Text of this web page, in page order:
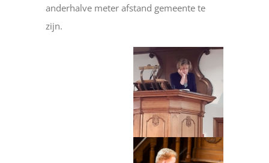
anderhalve meter afstand gemeente te
zijn.